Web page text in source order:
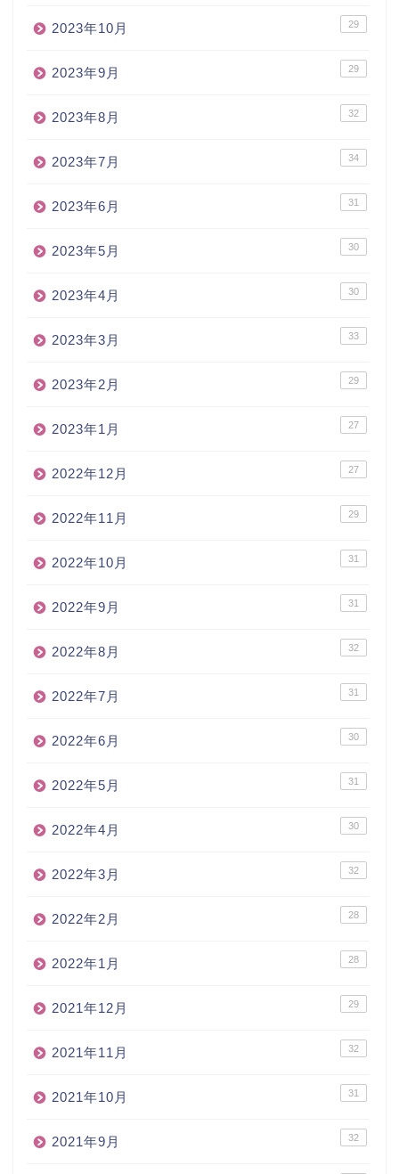
2023年10月 29
2023年9月 29
2023年8月 32
2023年7月 34
2023年6月 31
2023年5月 30
2023年4月 30
2023年3月 33
2023年2月 29
2023年1月 27
2022年12月 27
2022年11月 29
2022年10月 31
2022年9月 31
2022年8月 32
2022年7月 31
2022年6月 30
2022年5月 31
2022年4月 30
2022年3月 32
2022年2月 28
2022年1月 28
2021年12月 29
2021年11月 32
2021年10月 31
2021年9月 32